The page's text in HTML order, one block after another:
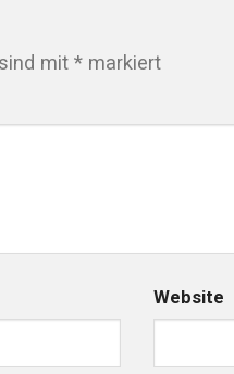
mit * markiert
Website